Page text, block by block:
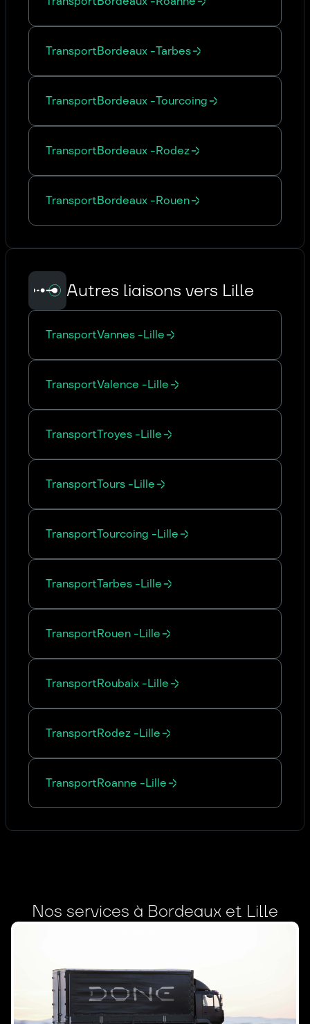
TransportBordeaux -Tarbes
TransportBordeaux -Tourcoing
TransportBordeaux -Rodez
TransportBordeaux -Rouen
Autres liaisons vers Lille
TransportVannes -Lille
TransportValence -Lille
TransportTroyes -Lille
TransportTours -Lille
TransportTourcoing -Lille
TransportTarbes -Lille
TransportRouen -Lille
TransportRoubaix -Lille
TransportRodez -Lille
TransportRoanne -Lille
Nos services à Bordeaux et Lille